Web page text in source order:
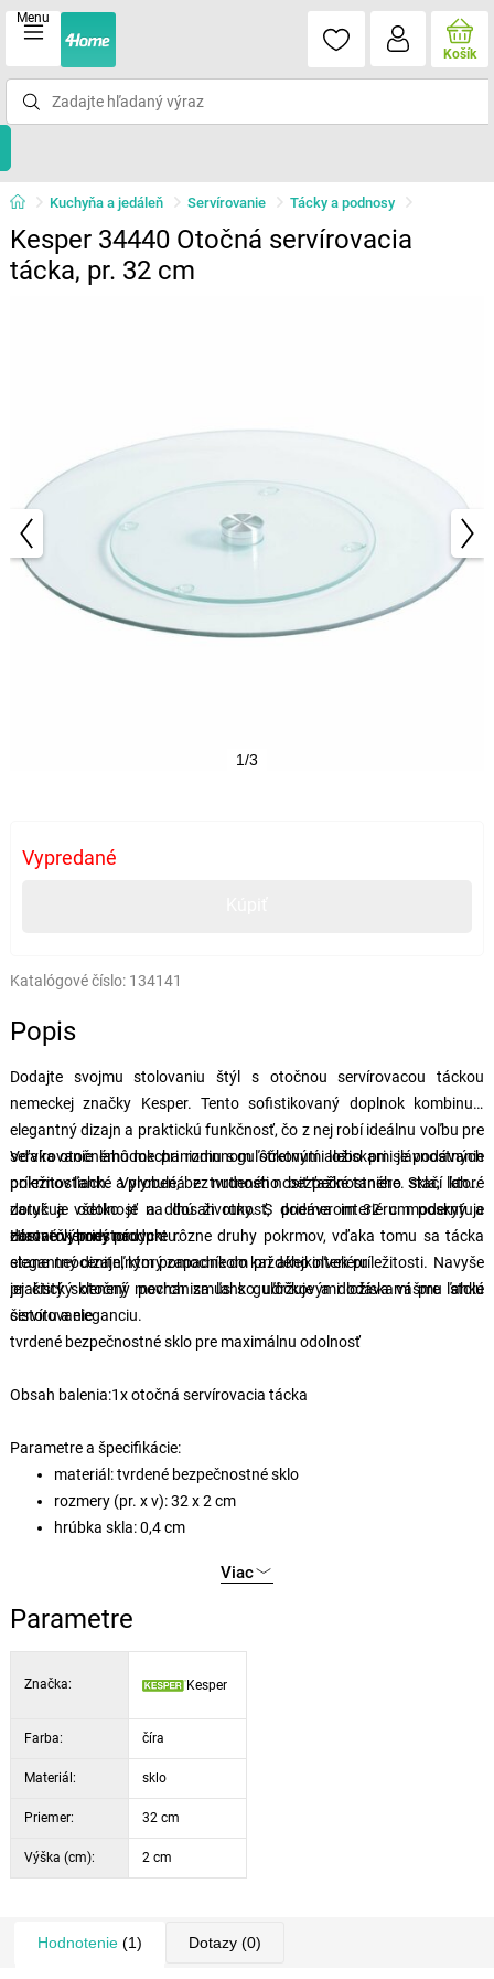
Menu
Košík
Kuchyňa a jedáleň Servírovanie Tácky a podnosy
Kesper 34440 Otočná servírovacia
tácka, pr. 32 cm
1/3
Vypredané
Katalógové číslo: 134141
Popis
Dodajte svojmu stolovaniu štýl s otočnou servírovacou táckou
nemeckej značky Kesper. Tento sofistikovaný doplnok kombinuje
elegantný dizajn a praktickú funkčnosť, čo z nej robí ideálnu voľbu pre
servírovanie lahôdok pri rodinnom stretnutí alebo pri slávnostných
príležitostiach. Vyrobená z tvrdeného bezpečnostného skla, ktoré
zaručuje odolnosť a dlhú životnosť, dodáva interiéru moderný a
zároveň jemný nádych.
Vďaka otočnému mechanizmu s guľôčkovými ložiskami je podávanie
pokrmov ľahké a plynulé, bez nutnosti nosiť ťažké taniere. Stačí ľahký
dotyk a všetko je na dosah ruky. S priemerom 32 cm poskytuje
dostatok priestoru pre rôzne druhy pokrmov, vďaka tomu sa tácka
stane neoceniteľným pomocníkom pri akejkoľvek príležitosti. Navyše
jej čistý sklenený povrch sa ľahko udržuje a dodáva vášmu stolu
čistotu a eleganciu.
Hlavné výhody produktu:
elegantný dizajn, ktorý zapadne do každého interiéru
praktický otočný mechanizmus s guľôčkovými ložiskami pre ľahké
servírovanie
tvrdené bezpečnostné sklo pre maximálnu odolnosť
Obsah balenia:1x otočná servírovacia tácka
Parametre a špecifikácie:
materiál: tvrdené bezpečnostné sklo
rozmery (pr. x v): 32 x 2 cm
hrúbka skla: 0,4 cm
Viac
Parametre
Značka: Kesper
Farba: číra
Materiál: sklo
Priemer: 32 cm
Výška (cm): 2 cm
Hodnotenie(1) Dotazy(0)